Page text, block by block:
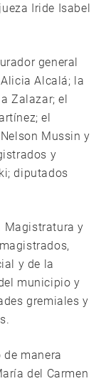
Iride Isabel
general
Alcalá; la
Zalazar; el
el
Mussin y
y
diputados
Magistratura y
y de la
municipio y
gremiales y
manera
del Carmen